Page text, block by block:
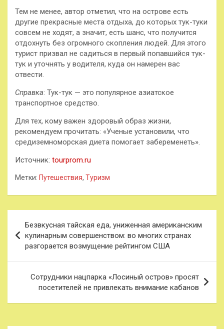
Тем не менее, автор отметил, что на острове есть
другие прекрасные места отдыха, до которых тук-туки
совсем не ходят, а значит, есть шанс, что получится
отдохнуть без огромного скопления людей. Для этого
турист призвал не садиться в первый попавшийся тук-
тук и уточнять у водителя, куда он намерен вас
отвести.
Справка: Тук-тук — это популярное азиатское
транспортное средство.
Для тех, кому важен здоровый образ жизни,
рекомендуем прочитать: «Ученые установили, что
средиземноморская диета помогает забеременеть».
Источник: tourprom.ru
Метки: Путешествия, Туризм
по
записям
Безвкусная тайская еда, униженная американским
кулинарным совершенством: во многих странах
разгорается возмущение рейтингом США
Сотрудники нацпарка «Лосиный остров» просят
посетителей не привлекать внимание кабанов